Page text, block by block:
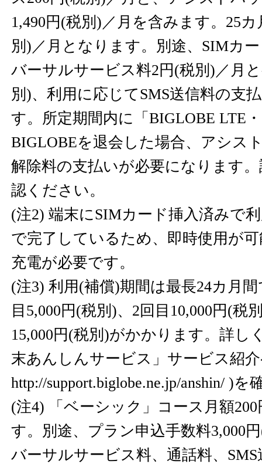
1,490円(税別)／月を含みます。25
別)／月となります。別途、SIMカ
バーサルサービス料2円(税別)／月
別)、利用に応じてSMS送信料の支
す。所定期間内に「BIGLOBE LTE
BIGLOBEを退会した場合、アシス
解除料の支払いが必要になります
認ください。
(注2) 端末にSIMカード挿入済みで
で完了しているため、即時使用が
充電が必要です。
(注3) 利用(補償)期間は最長24カ月
目5,000円(税別)、2回目10,000円(税
15,000円(税別)がかかります。詳し
末あんしんサービス」サービス紹
http://support.biglobe.ne.jp/anshin/ )を
(注4) 「ベーシック」コース月額
す。別途、プラン申込手数料3,000
バーサルサービス料、通話料、